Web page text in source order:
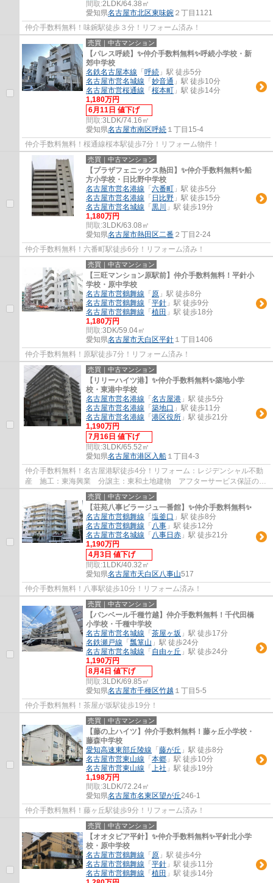
間取:2LDK/64.38㎡
愛知県名古屋市北区東味鋺 ２丁目1121
仲介手数料無料！味鋺駅徒歩３分！リフォーム済み！
売買｜中古マンション
【パレス呼続】✨️仲介手数料無料✨️呼続小学校・新
郊中学校
名鉄名古屋本線 「 呼続 」駅 徒歩5分
名古屋市営名城線 「 妙音通 」駅 徒歩10分
名古屋市営桜通線 「 桜本町 」駅 徒歩14分
1,180万円
6月11日 値下げ
間取:3LDK/74.16㎡
愛知県名古屋市南区呼続 １丁目15-4
仲介手数料無料！桜通線桜本駅徒歩7分！リフォーム物件！
売買｜中古マンション
【プラザフェニックス熱田】✨️仲介手数料無料✨️船
方小学校・日比野中学校
名古屋市営名港線 「 六番町 」駅 徒歩5分
名古屋市営名港線 「 日比野 」駅 徒歩15分
名古屋市営名城線 「 黒川
」駅 徒歩19分
1,180万円
間取:3LDK/63.08㎡
愛知県名古屋市熱田区二番 ２丁目2-24
仲介手数料無料！六番町駅徒歩6分！リフォーム済み！
売買｜中古マンション
【三旺マンション原駅前】仲介手数料無料！平針小
学校・原中学校
名古屋市営鶴舞線 「 原 」駅 徒歩8分
名古屋市営鶴舞線 「 平針 」駅 徒歩9分
名古屋市営鶴舞線 「 植田 」駅 徒歩18分
1,180万円
間取:3DK/59.04㎡
愛知県名古屋市天白区平針 １丁目1406
仲介手数料無料！原駅徒歩7分！リフォーム済み！
売買｜中古マンション
【リリーハイツ港】✨️仲介手数料無料✨️築地小学
校・東港中学校
名古屋市営名港線 「 名古屋港 」駅 徒歩5分
名古屋市営名港線 「 築地口 」駅 徒歩11分
名古屋市営名港線 「 港区役所 」駅 徒歩21分
1,190万円
7月16日 値下げ
間取:3LDK/65.52㎡
愛知県名古屋市港区 入船 １丁目4-3
仲介手数料無料！名古屋港駅徒歩4分！リフォーム：レジデンシャル不動
産 施工：東海興業 分譲主：東和土地建物 アフターサービス保証のつ
いた安心リフォーム物件です。
売買｜中古マンション
【荘苑八事ビラージュ一番館】✨️仲介手数料無料✨️
名古屋市営鶴舞線 「 塩釜口 」駅 徒歩8分
名古屋市営鶴舞線 「 八事 」駅 徒歩12分
名古屋市営名城線 「 八事日赤 」駅 徒歩21分
1,190万円
4月3日 値下げ
間取:1LDK/40.32㎡
愛知県名古屋市天白区八事山517
仲介手数料無料！八事駅徒歩10分！リフォーム済み！
売買｜中古マンション
【バンベール千種竹越】仲介手数料無料！千代田橋
小学校・千種中学校
名古屋市営名城線 「 茶屋ヶ坂 」駅 徒歩17分
名鉄瀬戸線 「 瓢箪山 」駅 徒歩24分
名古屋市営名城線 「 自由ヶ丘 」駅 徒歩24分
1,190万円
8月4日 値下げ
間取:3LDK/69.85㎡
愛知県名古屋市千種区竹越 １丁目5-5
仲介手数料無料！茶屋が坂駅徒歩19分！
売買｜中古マンション
【藤の上ハイツ】仲介手数料無料！藤ヶ丘小学校・
藤森中学校
愛知高速東部丘陵線 「 藤が丘 」駅 徒歩8分
名古屋市営東山線 「 本郷 」駅 徒歩10分
名古屋市営東山線 「 上社 」駅 徒歩19分
1,198万円
間取:3LDK/72.24㎡
愛知県名古屋市名東区望が丘246-1
仲介手数料無料！藤ヶ丘駅徒歩9分！リフォーム済み！
売買｜中古マンション
【オオタピア平針】✨️仲介手数料無料✨️平針北小学
校・原中学校
名古屋市営鶴舞線 「 原 」駅 徒歩4分
名古屋市営鶴舞線 「 平針 」駅 徒歩11分
名古屋市営鶴舞線 「 植田 」駅 徒歩14分